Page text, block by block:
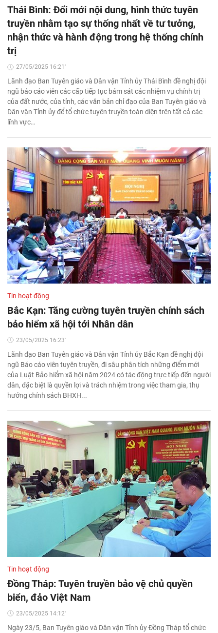
Thái Bình: Đổi mới nội dung, hình thức tuyên
truyền nhằm tạo sự thống nhất về tư tưởng,
nhận thức và hành động trong hệ thống chính
trị
27/05/2025 16:21'
Lãnh đạo Ban Tuyên giáo và Dân vận Tỉnh ủy Thái Bình đề nghị đội
ngũ báo cáo viên các cấp tiếp tục bám sát các nhiệm vụ chính trị
của đất nước, của tỉnh, các văn bản chỉ đạo của Ban Tuyên giáo và
Dân vận Tỉnh ủy để tổ chức tuyên truyền toàn diện trên tất cả các
lĩnh vực…
Tin hoạt động
Bắc Kạn: Tăng cường tuyên truyền chính sách
bảo hiểm xã hội tới Nhân dân
23/05/2025 16:23'
Lãnh đạo Ban Tuyên giáo và Dân vận Tỉnh ủy Bắc Kạn đề nghị đội
ngũ Báo cáo viên tuyên truyền, đi sâu phân tích những điểm mới
của Luật Bảo hiểm xã hội năm 2024 có tác động trực tiếp đến người
dân, đặc biệt là quyền lợi và trách nhiệm trong việc tham gia, thụ
hưởng chính sách BHXH...
Tin hoạt động
Đồng Tháp: Tuyên truyền bảo vệ chủ quyền
biển, đảo Việt Nam
23/05/2025 14:12'
Ngày 23/5, Ban Tuyên giáo và Dân vận Tỉnh ủy Đồng Tháp tổ chức